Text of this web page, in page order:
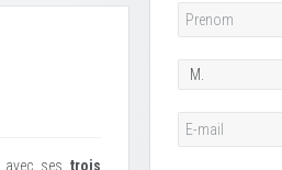
, avec sestrois